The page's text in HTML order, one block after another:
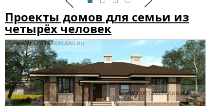
Предыдущий Следующий
Проекты домов для семьи из
четырёх человек